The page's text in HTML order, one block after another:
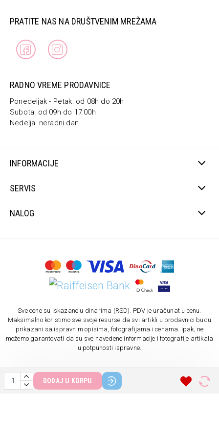
DODAJ U KORPU
PRATITE NAS NA DRUŠTVENIM MREŽAMA
RADNO VREME PRODAVNICE
Ponedeljak - Petak: od 08h do 20h
Subota: od 09h do 17:00h
Nedelja: neradni dan
INFORMACIJE
SERVIS
NALOG
Sve cene su iskazane u dinarima (RSD). PDV je uračunat u cenu.
Maksimalno koristimo sve svoje resurse da svi artikli u prodavnici budu
prikazani sa ispravnim opisima, fotografijama i cenama. Ipak, ne
možemo garantovati da su sve navedene informacije i fotografije artikala
u potpunosti ispravne.
Copyright © 2010-2026. NIKIANA DOO. Sva prava zadržana.